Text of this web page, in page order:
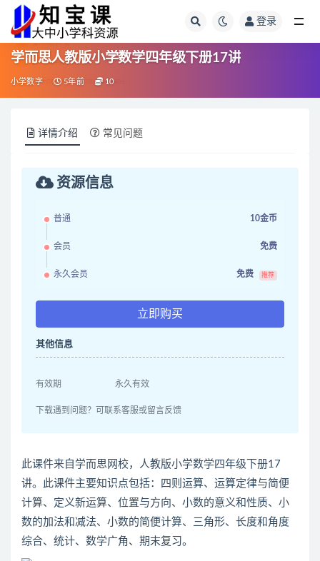
登录
学而思人教版小学数学四年级下册17讲
小学数字 5年前 10
详情介绍 常见问题
资源信息
普通 10金币
会员 免费
永久会员 免费 推荐
立即购买
其他信息
有效期 永久有效
下载遇到问题？可联系客服或留言反馈
此课件来自学而思网校，人教版小学数学四年级下册17
讲。此课件主要知识点包括：四则运算、运算定律与简便
计算、定义新运算、位置与方向、小数的意义和性质、小
数的加法和减法、小数的简便计算、三角形、长度和角度
综合、统计、数学广角、期末复习。
全部